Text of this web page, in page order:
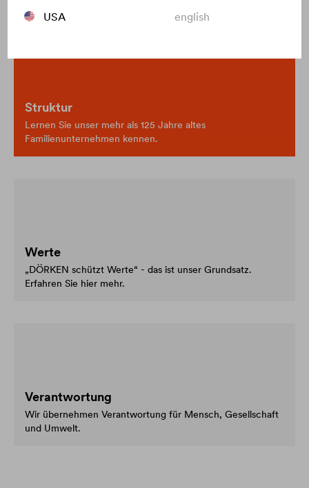
USA english
Struktur
Lernen Sie unser mehr als 125 Jahre altes
Familienunternehmen kennen.
Werte
„DÖRKEN schützt Werte“ - das ist unser Grundsatz.
Erfahren Sie hier mehr.
Verantwortung
Wir übernehmen Verantwortung für Mensch, Gesellschaft
und Umwelt.